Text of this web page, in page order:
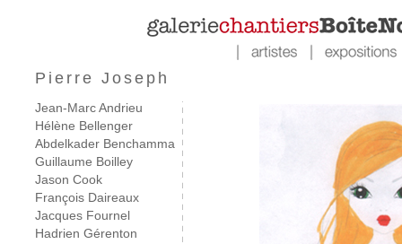
Pierre Joseph
Jean-Marc Andrieu
Hélène Bellenger
Abdelkader Benchamma
Guillaume Boilley
Jason Cook
François Daireaux
Jacques Fournel
Hadrien Gérenton